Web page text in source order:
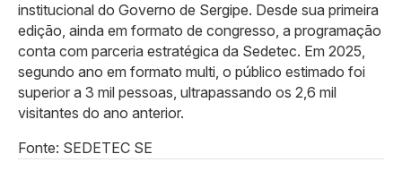
institucional do Governo de Sergipe. Desde sua primeira
edição, ainda em formato de congresso, a programação
conta com parceria estratégica da Sedetec. Em 2025,
segundo ano em formato multi, o público estimado foi
superior a 3 mil pessoas, ultrapassando os 2,6 mil
visitantes do ano anterior.
Fonte: SEDETEC SE